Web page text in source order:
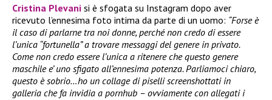
Cristina Plevani si è sfogata su Instagram dopo aver
ricevuto l’ennesima foto intima da parte di un uomo: “Forse è
il caso di parlarne tra noi donne, perché non credo di essere
l’unica “fortunella” a trovare messaggi del genere in privato.
Come non credo essere l’unica a ritenere che questo genere
maschile e’ uno sfigato all’ennesima potenza. Parliamoci chiaro,
questo è sobrio…ho un collage di piselli screenshottati in
galleria che fa invidia a pornhub – ovviamente con allegati i